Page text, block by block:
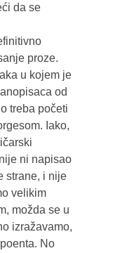
da se
proze.
u kojem je
od
treba početi
Iako,
ni napisao
strane, i nije
velikim
možda se u
izražavamo,
No